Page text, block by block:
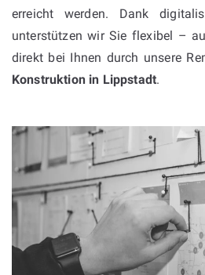
erreicht werden. Dank
unterstützen wir Sie flexibel –
direkt bei Ihnen durch unsere
Konstruktion in Lippstadt.